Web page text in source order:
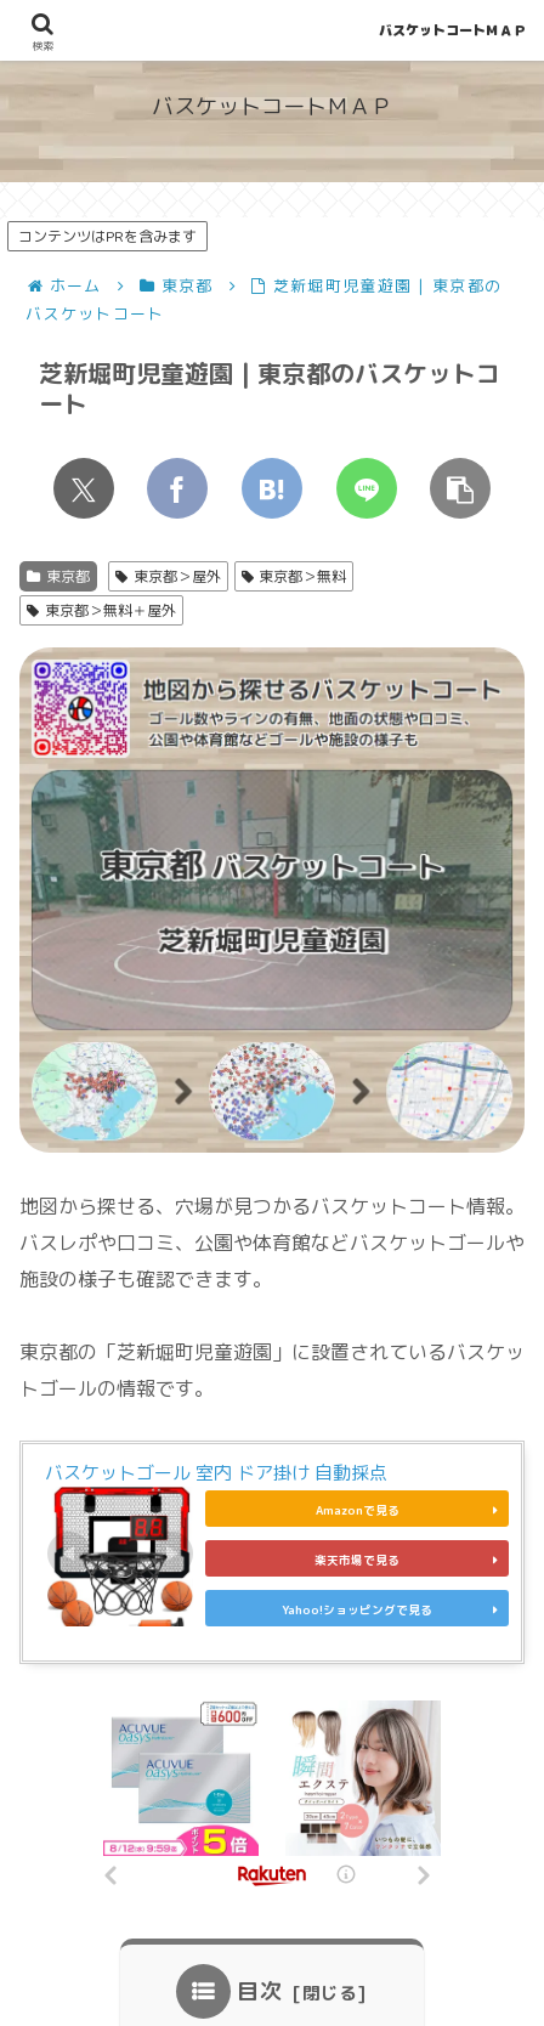
地図から探せる！穴場が見つかるバスケットコート情報
バスケットコートＭＡＰ
コンテンツはPRを含みます
ホーム 東京都
芝新堀町児童遊園 | 東京都の
バスケットコート
芝新堀町児童遊園 | 東京都のバスケットコ
ート
東京都 東京都＞屋外
東京都＞無料
東京都＞無料＋屋外
地図から探せる、穴場が見つかるバスケットコート情報。
バスレポや口コミ、公園や体育館などバスケットゴールや
施設の様子も確認できます。
東京都の「芝新堀町児童遊園」に設置されているバスケッ
トゴールの情報です。
バスケットゴール 室内 ドア掛け 自動採点
Amazonで見る
楽天市場で見る
Yahoo!ショッピングで見る
目次
検索
バスケットコートＭＡＰ